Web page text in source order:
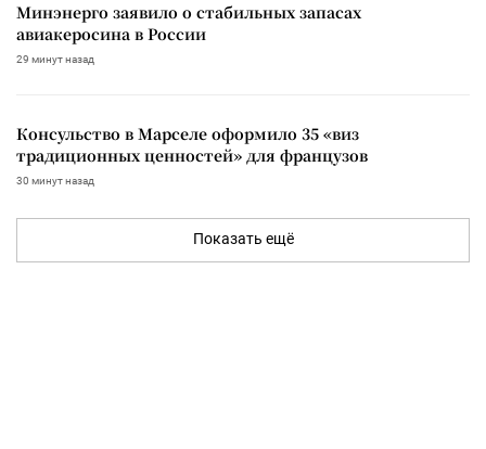
Минэнерго заявило о стабильных запасах
авиакеросина в России
29 минут назад
Консульство в Марселе оформило 35 «виз
традиционных ценностей» для французов
30 минут назад
Показать ещё